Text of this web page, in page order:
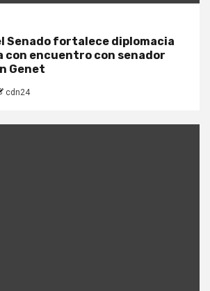
Senado fortalece diplomacia
con encuentro con senador
Genet
cdn24